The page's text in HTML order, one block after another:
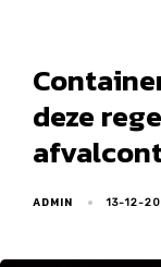
deze
ADMIN 13-12-